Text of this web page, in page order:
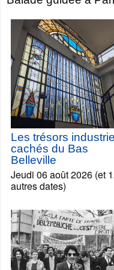
Les trésors
cachés du Bas
Belleville
Jeudi 06 août 2026 (et
autres dates)